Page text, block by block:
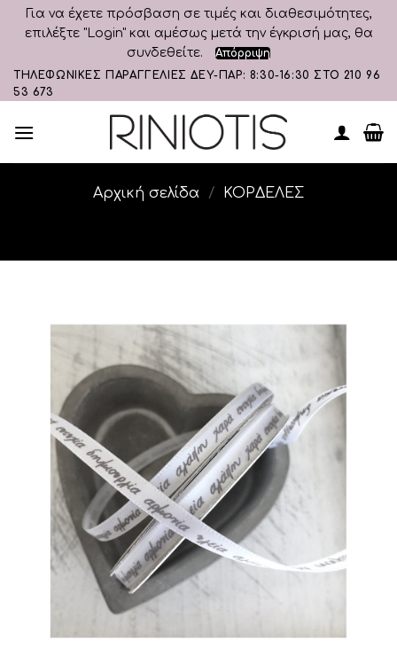
Για να έχετε πρόσβαση σε τιμές και διαθεσιμότητες,
επιλέξτε "Login" και αμέσως μετά την έγκρισή μας, θα
συνδεθείτε.
Απόρριψη
Skip
to
ΤΗΛΕΦΩΝΙΚΕΣ ΠΑΡΑΓΓΕΛΙΕΣ ΔΕΥ-ΠΑΡ: 8:30-16:30 ΣΤΟ 210 96
53 673
Αρχική σελίδα / ΚΟΡΔΕΛΕΣ